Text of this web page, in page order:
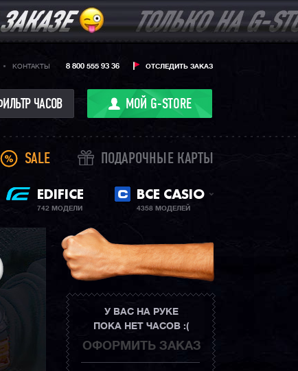
КОНТАКТЫ ОТСЛЕДИТЬ ЗАКАЗ
8 800 555 93 36
ЧАСОВ МОЙ G-STORE
SALE ПОДАРОЧНЫЕ КАРТЫ
EDIFICE
742 МОДЕЛИ
ВСЕ CASIO
4358 МОДЕЛЕЙ
У ВАС НА РУКЕ
ПОКА НЕТ ЧАСОВ :(
ОФОРМИТЬ ЗАКАЗ